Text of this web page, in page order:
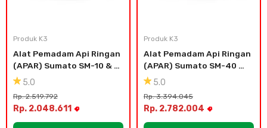
Produk K3
Alat Pemadam Api Ringan
(APAR) Sumato SM-10 &
SM-05
5.0
Rp. 2.519.792
Rp. 2.048.611
Produk K3
Alat Pemadam Api Ringan
(APAR) Sumato SM-40
(1pcs) SM-05 (1pcs)
5.0
Rp. 3.394.045
Rp. 2.782.004